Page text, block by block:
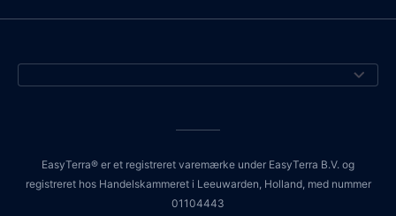
EasyTerra® er et registreret varemærke under EasyTerra B.V. og
registreret hos Handelskammeret i Leeuwarden, Holland, med nummer
01104443